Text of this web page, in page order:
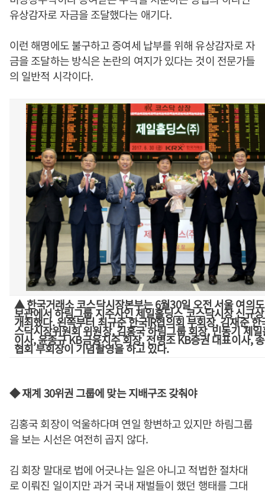
유상감자로 자금을 조달했다는 애기다.
이런 해명에도 불구하고 증여세 납부를 위해 유상감자로 자
금을 조달하는 방식은 논란의 여지가 있다는 것이 전문가들
의 일반적 시각이다.
▲ 한국거래소 코스닥시장본부는 6월30일 오전 서울 여의
보관에서 하림그룹 지주사인 제일홀딩스 코스닥시장 신규
개최했다. 왼쪽부터 최규준 한국IR협의회 부회장, 김재준 한
스닥시장위원회 위원장, 김홍국 하림그룹 회장, 민동기 제
이사, 윤종규 KB금융지주 회장, 전병조 KB증권 대표이사,
협회 부회장이 기념촬영을 하고 있다.
◆ 재계 30위권 그룹에 맞는 지배구조 갖춰야
김홍국 회장이 억울하다며 연일 항변하고 있지만 하림그룹
을 보는 시선은 여전히 곱지 않다.
김 회장 말대로 법에 어긋나는 일은 아니고 적법한 절차대
로 이뤄진 일이지만 과거 국내 재벌들이 했던 행태를 그대